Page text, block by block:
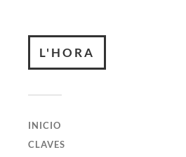
L'HORA
INICIO
CLAVES